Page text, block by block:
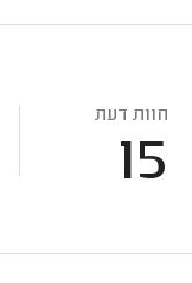
חוות דעת
15